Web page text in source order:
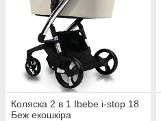
Коляска 2 в 1 Ibebe i-stop 18
Беж екошкіра